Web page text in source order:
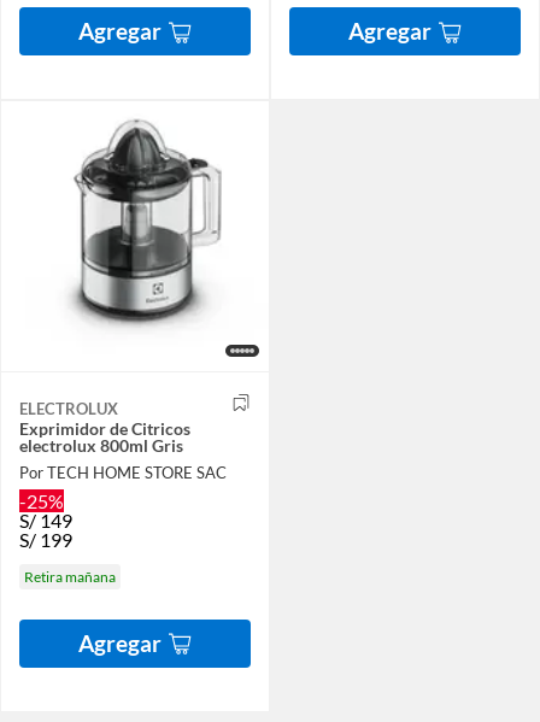
Agregar Agregar
ELECTROLUX
Exprimidor de Citricos
electrolux 800ml Gris
Por TECH HOME STORE SAC
-25%
S/149
S/ 199
Retira mañana
Agregar